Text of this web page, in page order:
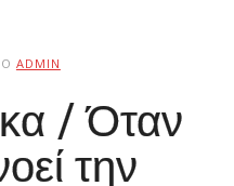
ADMIN
/ Όταν
την